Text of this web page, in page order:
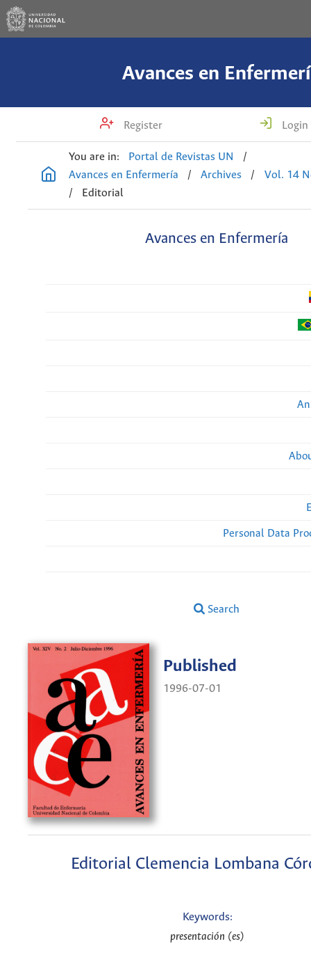
Avances en
Register Login
You are in: Portal de Revistas UN
/
Avances en Enfermería
/ Archives /
Vol. 14
/
Editorial
Avances en Enfermería
Personal Data
Search
Published
1996-07-01
Editorial Clemencia Lombana
Keywords:
presentación (es)